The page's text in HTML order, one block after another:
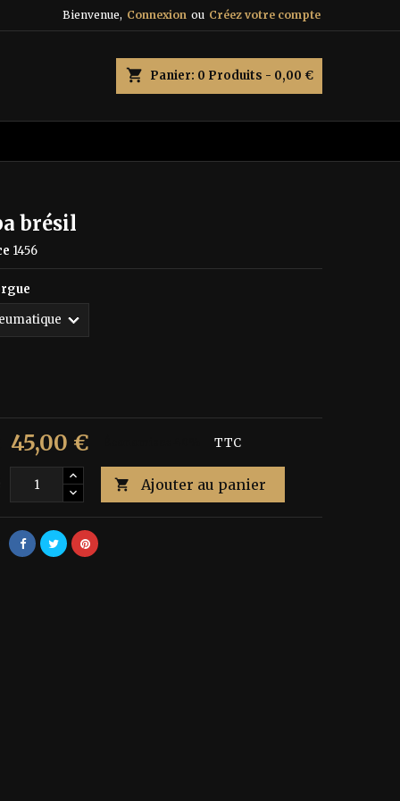
Bienvenue, Connexion ou Créez votre compte
shopping_cart Panier: 0 Produits - 0,00 €
brésil
1456
45,00 € TTC
 Ajouter au panier